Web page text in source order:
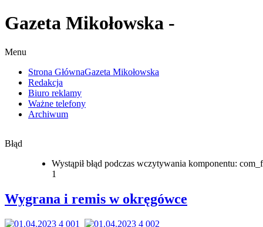
Gazeta Mikołowska -
Menu
Strona GłównaGazeta Mikołowska
Redakcja
Biuro reklamy
Ważne telefony
Archiwum
Błąd
Wystąpił błąd podczas wczytywania komponentu:
1
Wygrana i remis w okręgówce